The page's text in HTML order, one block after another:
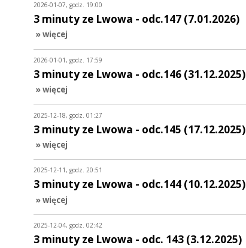
2026-01-07, godz. 19:00
3 minuty ze Lwowa - odc.147 (7.01.2026)
» więcej
2026-01-01, godz. 17:59
3 minuty ze Lwowa - odc.146 (31.12.2025)
» więcej
2025-12-18, godz. 01:27
3 minuty ze Lwowa - odc.145 (17.12.2025)
» więcej
2025-12-11, godz. 20:51
3 minuty ze Lwowa - odc.144 (10.12.2025)
» więcej
2025-12-04, godz. 02:42
3 minuty ze Lwowa - odc. 143 (3.12.2025)